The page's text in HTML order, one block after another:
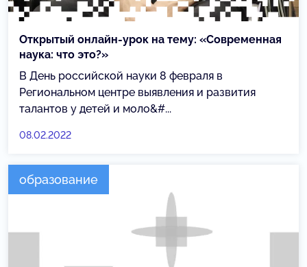
Открытый онлайн-урок на тему: «Современная
наука: что это?»
В День российской науки 8 февраля в
Региональном центре выявления и развития
талантов у детей и моло&#...
08.02.2022
образование